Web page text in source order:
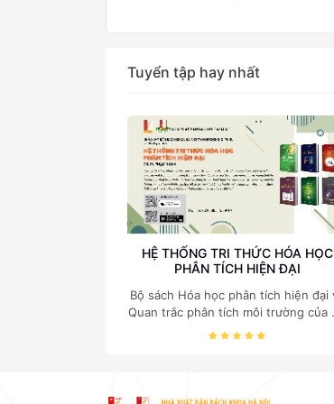
Tuyển tập hay nhất
HỆ THỐNG TRI THỨC HÓA HỌC
PHÂN TÍCH HIỆN ĐẠI
Bộ sách Hóa học phân tích hiện đại
Quan trắc phân tích môi trường của
Giáo sư, Tiến sĩ Phạm Luận là một
Hóa học phân tích tại Việt Nam hiện